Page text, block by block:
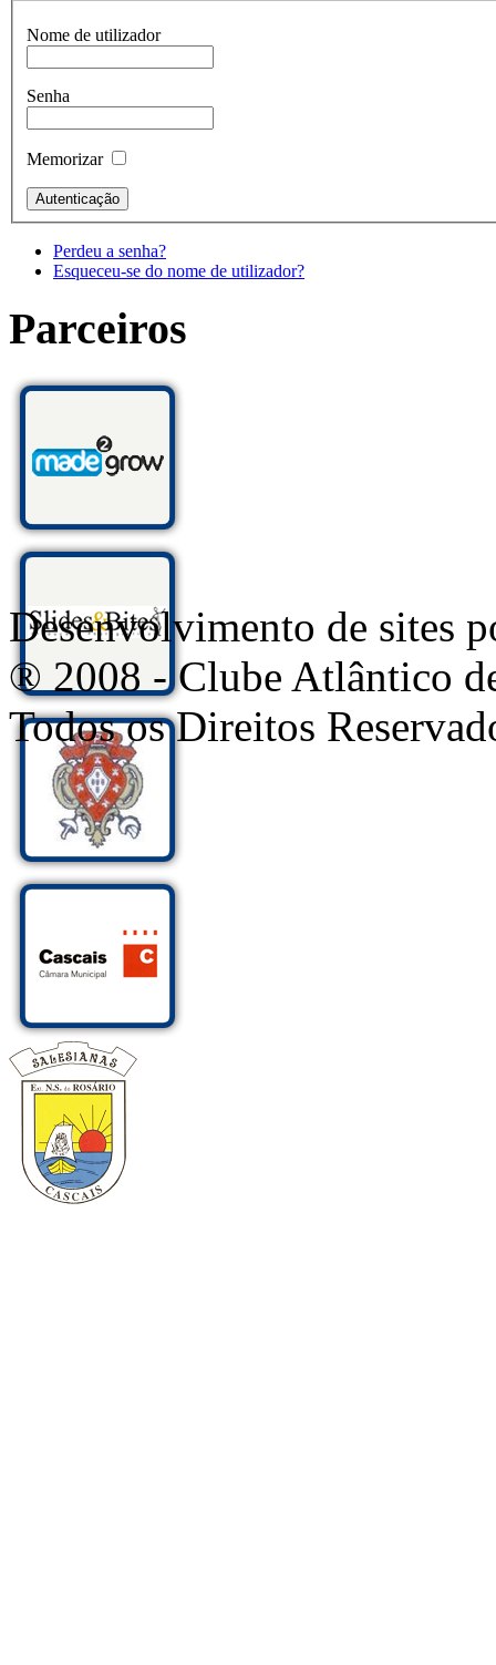
Nome de utilizador
Senha
Memorizar
Perdeu a senha?
Esqueceu-se do nome de utilizador?
Parceiros
Desenvolvimento de sites
® 2008 - Clube Atlântico
Todos os Direitos